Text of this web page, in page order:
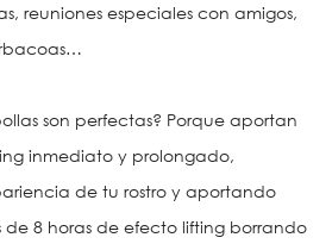
reuniones especiales con amigos,
son perfectas? Porque aportan
inmediato y prolongado,
de tu rostro y aportando
de 8 horas de efecto lifting borrando